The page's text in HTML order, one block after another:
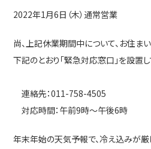
2022年1月6日（木）通常営業
尚、上記休業期間中について、お住ま
下記のとおり「緊急対応窓口」を設置し
連絡先：011-758-4505
対応時間：午前9時～午後6時
年末年始の天気予報で、冷え込みが厳